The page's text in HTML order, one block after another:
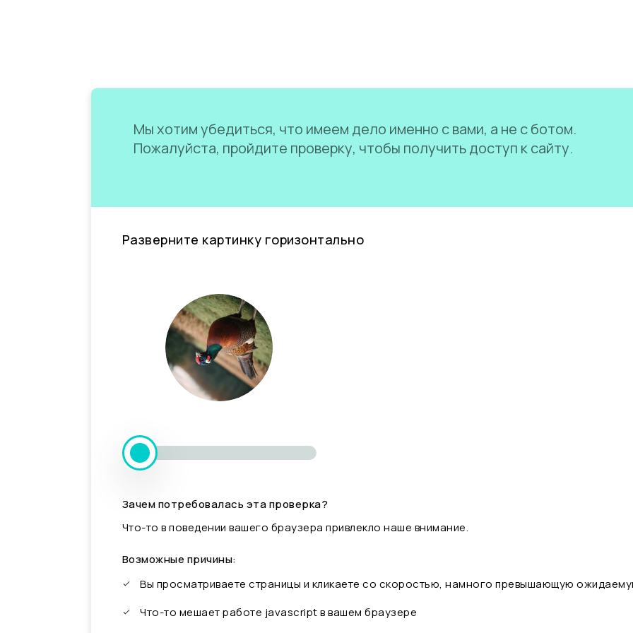
Мы хотим убедиться, что имеем дело именно с вами, а не с ботом.
Пожалуйста, пройдите проверку, чтобы получить доступ к сайту.
Разверните картинку горизонтально
Зачем потребовалась эта проверка?
Что-то в поведении вашего браузера привлекло наше внимание.
Возможные причины:
Вы просматриваете страницы и кликаете со скоростью, намного превышающую
Что-то мешает работе javascript в вашем браузере